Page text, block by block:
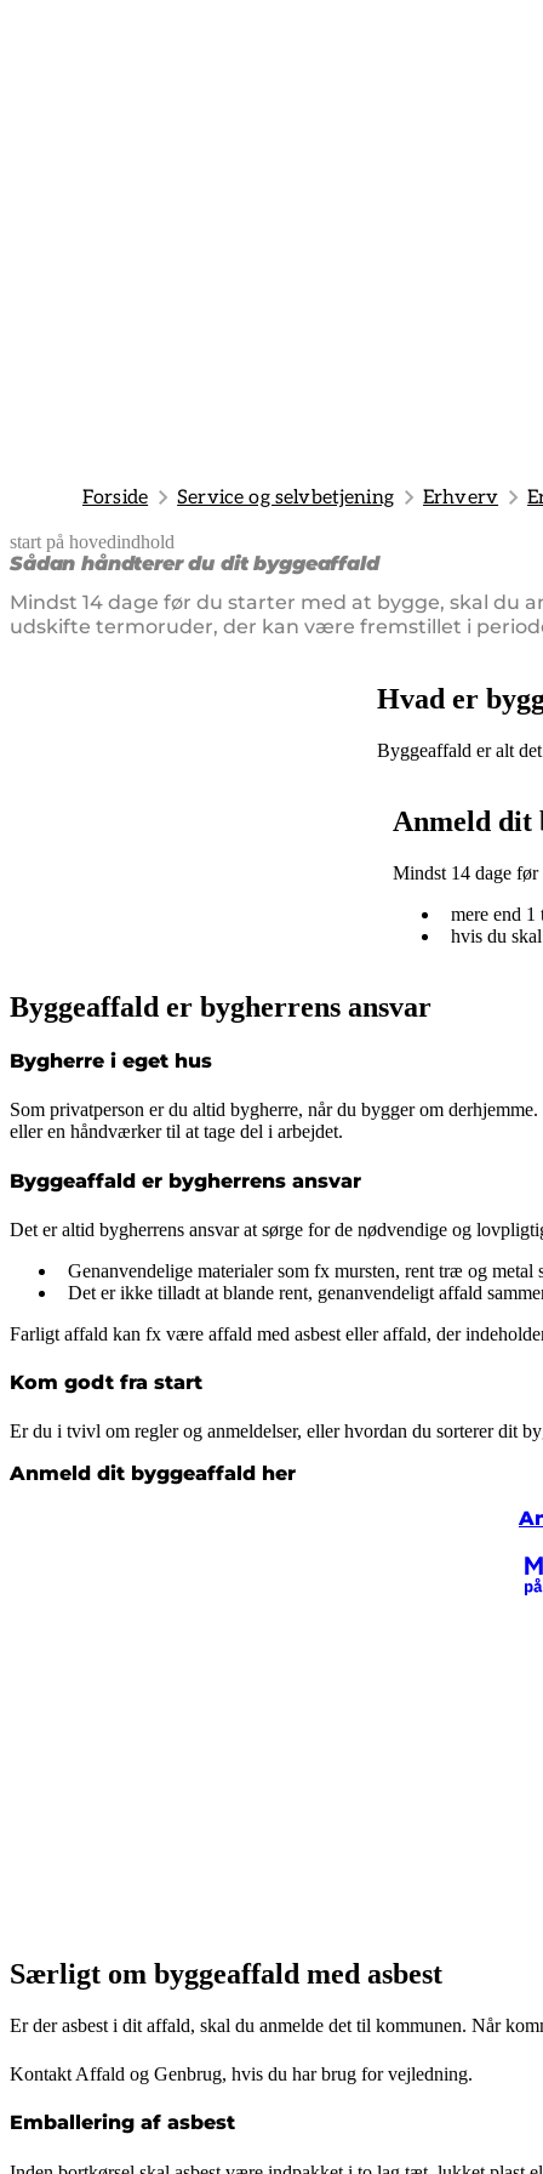
Forside Service og selvbetjening Erhverv
start på hovedindhold
Sådan håndterer du dit byggeaffald
Mindst 14 dage før du starter med at bygge, skal du
udskifte termoruder, der kan være fremstillet i
senest opdateret 26. juni 2025
Hvad er
Byggeaffald er alt
Anmeld dit
Mindst 14 dage før
mere end 1
hvis du
Byggeaffald er bygherrens ansvar
Bygherre i eget hus
Som privatperson er du altid bygherre, når du bygger om
eller en håndværker til at tage del i arbejdet.
Byggeaffald er bygherrens ansvar
Det er altid bygherrens ansvar at sørge for de nødvendige og
Genanvendelige materialer som fx mursten, rent træ og metal
Det er ikke tilladt at blande rent, genanvendeligt affald
Farligt affald kan fx være affald med asbest eller affald, der
Kom godt fra start
Er du i tvivl om regler og anmeldelser, eller hvordan du sorterer dit
Anmeld dit byggeaffald her
Særligt om byggeaffald med asbest
Er der asbest i dit affald, skal du anmelde det til kommunen. Når
Kontakt Affald og Genbrug, hvis du har brug for vejledning.
Emballering af asbest